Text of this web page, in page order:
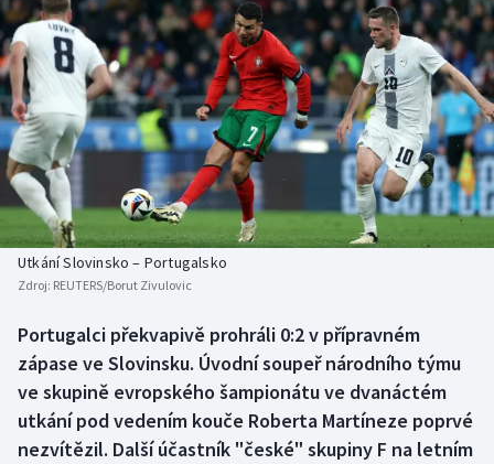
DALŠÍ SPORTY
Americký fotbal
Baseball a softbal
Basketbal
Biatlon
Boby a skeleton
Box
Curling
Dostihy
NEPŘEHLÉDNĚTE
Soutěže
Historické návraty
Aplikace ČT sport
AZ kvíz
Utkání Slovinsko – Portugalsko
Zdroj: REUTERS/Borut Zivulovic
Portugalci překvapivě prohráli 0:2 v přípravném
zápase ve Slovinsku. Úvodní soupeř národního týmu
ve skupině evropského šampionátu ve dvanáctém
utkání pod vedením kouče Roberta Martíneze poprvé
nezvítězil. Další účastník "české" skupiny F na letním